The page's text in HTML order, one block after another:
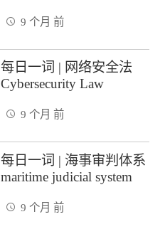
9 个月 前
每日一词 | 网络安全法
Cybersecurity Law
9 个月 前
每日一词 | 海事审判体系
maritime judicial system
9 个月 前